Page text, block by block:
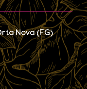
Nova (FG)